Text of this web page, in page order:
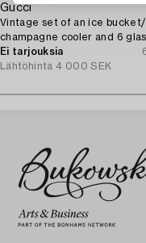
Gucci
Vintage set of an ice bucket/
champagne cooler and 6
1970's.
Ei tarjouksia
Lähtöhinta 4 000 SEK